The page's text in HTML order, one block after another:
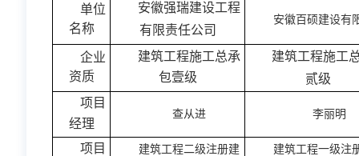
单位
名称
安徽强瑞建设工程
有限责任公司
安徽百硕建设有
企业
资质
建筑工程施工总承
包壹级
建筑工程施工
贰级
项目
经理
查从进 李丽明
项目
建筑工程二级注册建
建筑工程一级注